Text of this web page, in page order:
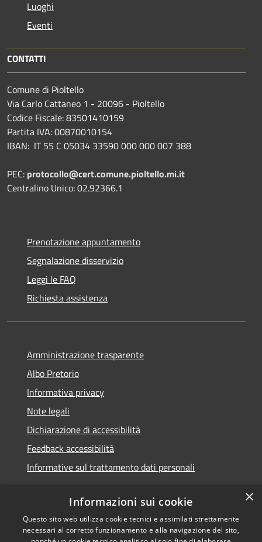
Luoghi
Eventi
CONTATTI
Comune di Pioltello
Via Carlo Cattaneo 1 - 20096 - Pioltello
Codice Fiscale: 83501410159
Partita IVA: 00870010154
IBAN: IT 55 C 05034 33590 000 000 007 388
PEC: protocollo@cert.comune.pioltello.mi.it
Centralino Unico: 02.92366.1
Prenotazione appuntamento
Segnalazione disservizio
Leggi le FAQ
Richiesta assistenza
Amministrazione trasparente
Albo Pretorio
Informativa privacy
Note legali
Dichiarazione di accessibilità
Feedback accessibilità
Informative sul trattamento dati personali
RSS
Copyright © 2026 • Comune di
×
Informazioni sui cookie
Questo sito web utilizza cookie tecnici e assimilati strettamente
necessari al corretto funzionamento e alla navigazione del sito,